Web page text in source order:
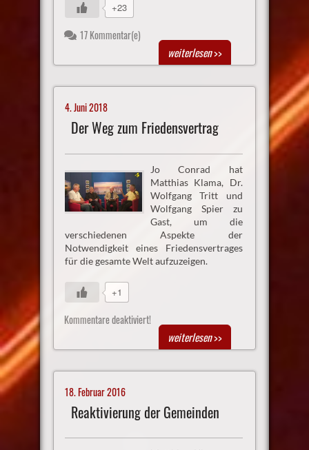
+23
17 Kommentar(e)
weiterlesen>>
4. Juni 2018
Der Weg zum Friedensvertrag
Jo Conrad hat
Matthias Klama, Dr.
Wolfgang Tritt und
Wolfgang Spier zu
Gast, um die
verschiedenen Aspekte der
Notwendigkeit eines Friedensvertrages
für die gesamte Welt aufzuzeigen.
+1
Kommentare deaktiviert!
weiterlesen>>
18. Februar 2016
Reaktivierung der Gemeinden